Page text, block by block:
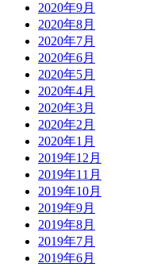
2020年9月
2020年8月
2020年7月
2020年6月
2020年5月
2020年4月
2020年3月
2020年2月
2020年1月
2019年12月
2019年11月
2019年10月
2019年9月
2019年8月
2019年7月
2019年6月